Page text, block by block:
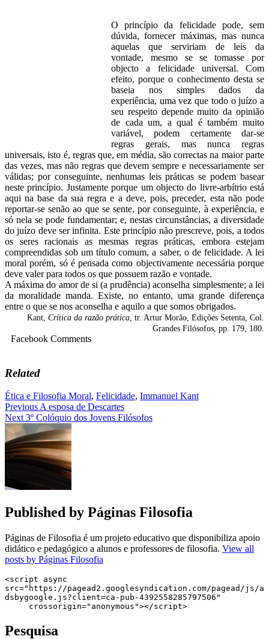
O princípio da felicidade pode, sem
dúvida, fornecer máximas, mas nunca
aquelas que serviriam de leis da
vontade, mesmo se se tomasse por
objecto a felicidade universal. Com
efeito, porque o conhecimento desta se
baseia nos simples dados da
experiência, uma vez que todo o juízo a
seu respeito depende muito da opinião
de cada um, a qual é também muito
variável, podem certamente dar-se
regras gerais, mas nunca regras
universais, isto é, regras que, em média, são correctas na maior parte
das vezes, mas não regras que devem sempre e necessariamente ser
válidas; por conseguinte, nenhumas leis práticas se podem basear
neste princípio. Justamente porque um objecto do livre-arbítrio está
aqui na base da sua regra e a deve, pois, preceder, esta não pode
reportar-se senão ao que se sente, por conseguinte, à experiência, e
só nela se pode fundamentar; e, nestas circunstâncias, a diversidade
do juízo deve ser infinita. Este princípio não prescreve, pois, a todos
os seres racionais as mesmas regras práticas, embora estejam
compreendidas sob um título comum, a saber, o de felicidade. A lei
moral porém, só é pensada como objectivamente necessária porque
deve valer para todos os que possuem razão e vontade.
A máxima do amor de si (a prudência) aconselha simplesmente; a lei
da moralidade manda. Existe, no entanto, uma grande diferença
entre o que se nos aconselha e aquilo a que somos obrigados.
Kant, Crítica da razão prática , tr. Artur Morão, Edições Setenta, Col.
Grandes Filósofos, pp. 179, 180.
Facebook Comments
Related
Ética e Filosofia Moral, Felicidade, Immanuel Kant
Navegação
de
artigos
Previous A esposa de Descartes
Next 3º Colóquio dos Jovens Filósofos
Published by Páginas Filosofia
Páginas de Filosofia é um projeto educativo que disponibiliza apoio
didático e pedagógico a alunos e professores de filosofia. View all
posts by Páginas Filosofia
<script async
src="https://pagead2.googlesyndication.com/pagead/js/a
dsbygoogle.js?client=ca-pub-4392558285797506"
     crossorigin="anonymous"></script>
Pesquisa